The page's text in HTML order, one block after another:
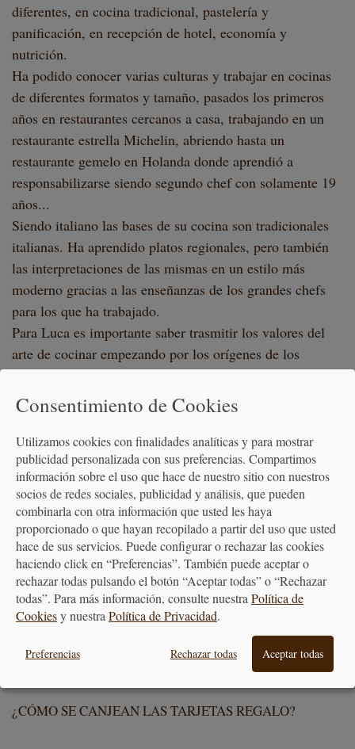
diferentes, en cocina tradicional, pastelería y
panificación, en recepción de hotel, economía y
nutrición.
Ha podido conocer varias culturas y trabajar en cocinas
de diferentes formatos y tamaño, pasados los primeros
años en restaurantes cercanos a casa, trabajando en un
restaurante estrella Michelin, abriendo hasta un
restaurante gemelo en Holanda donde aprendió a
responsabilizarse siendo segundo chef con solamente 19
años...
Siendo italiano las bases de su cocina son tradicionales
italianas. Ha aprendido platos regionales, pero también
las interpretaciones de las mismas en un estilo más
moderno gracias a las enseñanzas de los grandes chefs
para los que ha trabajado.
Para Luca es importante saber trasmitir los valores del
arte de cocinar empezando por los orígenes de los
ingredientes que elegimos en las recetas, entendiendo las
técnicas de cocción y los instrumentos que nos permiten
practicarlas sacándole partido a los electrodomésticos,
pero también sabiendo trabajar artesanalmente como en
el caso de la pasta fresca y la panificación.
Preguntas frecuentes
¿CÓMO ME APUNTO A UN CURSO DE COCINA?
¿CON CUÁNTA ANTELACIÓN ME APUNTO A UN
CURSO DE COCINA?
¿CÓMO SE CANJEAN LAS TARJETAS REGALO?
Consentimiento de Cookies
Utilizamos cookies con finalidades analíticas y para mostrar
publicidad personalizada con sus preferencias. Compartimos
información sobre el uso que hace de nuestro sitio con nuestros
socios de redes sociales, publicidad y análisis, que pueden
combinarla con otra información que usted les haya
proporcionado o que hayan recopilado a partir del uso que usted
hace de sus servicios. Puede configurar o rechazar las cookies
haciendo click en “Preferencias”. También puede aceptar o
rechazar todas pulsando el botón “Aceptar todas” o “Rechazar
todas”. Para más información, consulte nuestra Política de
Cookiesy nuestra Política de Privacidad.
Preferencias Rechazar todas Aceptar todas